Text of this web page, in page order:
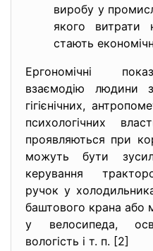
виробу у
якого витрати
стають
Ергономічні
взаємодію людини
гігієнічних,
психологічних
проявляються при
можуть бути
керування
ручок у
баштового крана або
у велосипеда,
вологість і т. п. [2]